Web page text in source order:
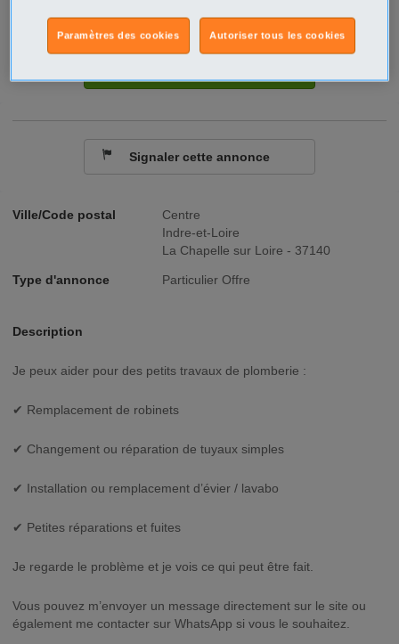
Ville/Code postal
Centre
Indre-et-Loire
La Chapelle sur Loire - 37140
Type d'annonce Particulier Offre
Description
Je peux aider pour des petits travaux de plomberie :
✔ Remplacement de robinets
✔ Changement ou réparation de tuyaux simples
✔ Installation ou remplacement d’évier / lavabo
✔ Petites réparations et fuites
Je regarde le problème et je vois ce qui peut être fait.
Vous pouvez m’envoyer un message directement sur le site ou
également me contacter sur WhatsApp si vous le souhaitez.
Signaler cette annonce
Autoriser tous les cookies
Paramètres des cookies